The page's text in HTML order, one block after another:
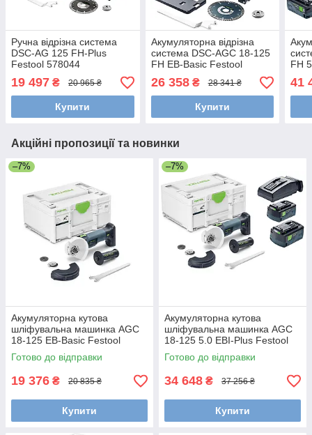
Ручна відрізна система
DSC-AG 125 FH-Plus
Festool 578044
19 497 ₴ 20 965 ₴
Купити
Акумуляторна відрізна
система DSC-AGC 18-125
FH EB-Basic Festool
576829
26 358₴ 28 341 ₴
Купити
FH
41
Акційні пропозиції та новинки
–7%
Акумуляторна кутова
шліфувальна машинка AGC
18-125 EB-Basic Festool
578367
Готово до відправки
19 376 ₴ 20 835 ₴
Купити
–7%
Акумуляторна кутова
шліфувальна машинка AGC
18-125 5.0 EBI-Plus Festool
577700
Готово до відправки
34 648 ₴ 37 256 ₴
Купити